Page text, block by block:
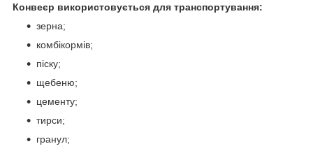
Конвеєр використовується для транспортування:
зерна;
комбікормів;
піску;
щебеню;
цементу;
тирси;
гранул;